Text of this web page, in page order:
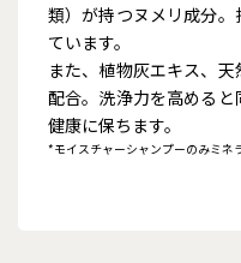
類）が持つヌメリ成分
ています。
また、植物灰エキス、
配合。洗浄力を高めると
健康に保ちます。
*モイスチャーシャンプーのみミネ